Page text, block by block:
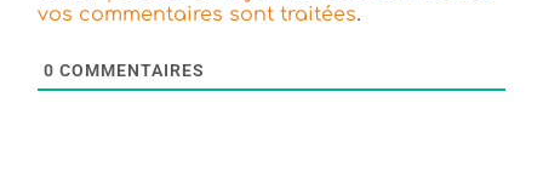
vos commentaires sont traitées.
0 COMMENTAIRES